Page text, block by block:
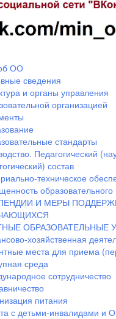
ОО
сведения
и органы управления
организацией
стандарты
Педагогический
состав
техническое
образовательного
И МЕРЫ
ОБРАЗОВАТЕЛЬНЫЕ
хозяйственная
места для приема
среда
сотрудничество
питания
с детьми-инвалидами и